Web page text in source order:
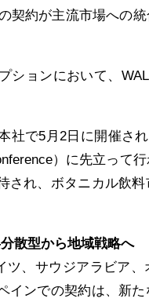
契約が主流市場への
ションにおいて、
社で5月2日に開催さ
）に先立って
され、ボタニカル飲
散型から地域戦略へ
ツ、サウジアラビア
インでの契約は、新